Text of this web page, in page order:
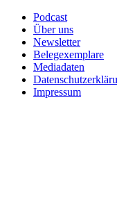
Podcast
Über uns
Newsletter
Belegexemplare
Mediadaten
Impressum